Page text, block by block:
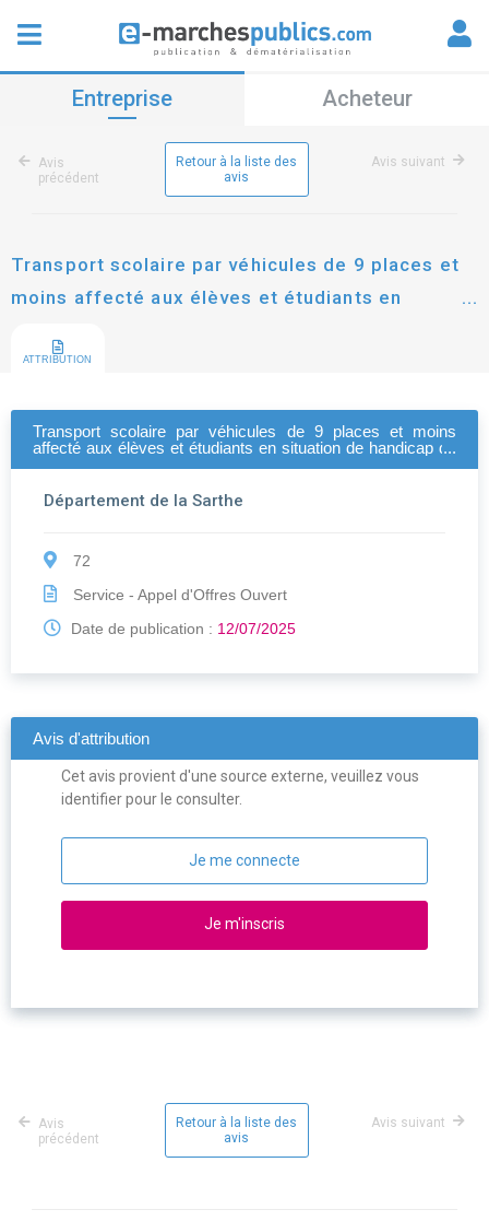
Entreprise Acheteur
Avis
précédent
Retour à la liste des
avis
Avis suivant
Transport scolaire par véhicules de 9 places et
moins affecté aux élèves et étudiants en
sarthe
ATTRIBUTION
Transport scolaire par véhicules de 9 places et moins
affecté aux élèves et étudiants en situation de handicap du
Département de la Sarthe
72
Service - Appel d'Offres Ouvert
Date de publication : 12/07/2025
Avis d'attribution
Cet avis provient d'une source externe, veuillez vous
identifier pour le consulter.
Je me connecte
Je m'inscris
Avis
précédent
Retour à la liste des
avis
Avis suivant